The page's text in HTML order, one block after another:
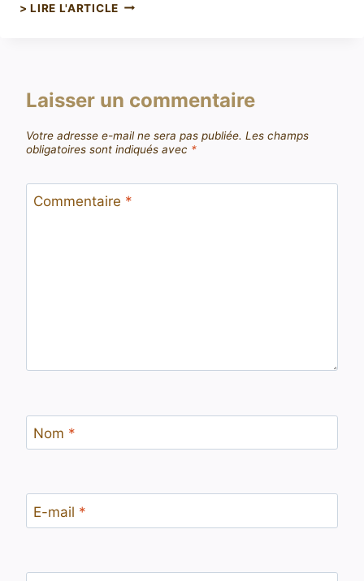
> LIRE L'ARTICLE
Laisser un commentaire
Votre adresse e-mail ne sera pas publiée. Les champs
obligatoires sont indiqués avec *
Commentaire *
Nom *
E-mail *